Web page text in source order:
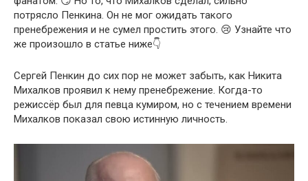
потрясло Пенкина. Он не мог ожидать такого
пренебрежения и не сумел простить этого. 😢 Узнайте что
же произошло в статье ниже👇
Сергей Пенкин до сих пор не может забыть, как Никита
Михалков проявил к нему пренебрежение. Когда-то
режиссёр был для певца кумиром, но с течением времени
Михалков показал свою истинную личность.